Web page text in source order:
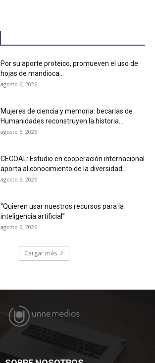
Por su aporte proteico, promueven el uso de
hojas de mandioca...
agosto 6, 2026
Mujeres de ciencia y memoria: becarias de
Humanidades reconstruyen la historia...
agosto 6, 2026
CECOAL: Estudio en cooperación internacional
aporta al conocimiento de la diversidad...
agosto 6, 2026
“Quieren usar nuestros recursos para la
inteligencia artificial”
agosto 6, 2026
Cargar más